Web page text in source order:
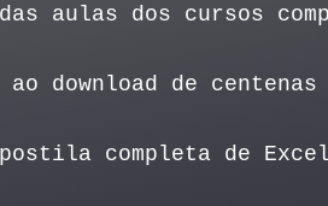
aulas dos cursos
ao download de
completa de